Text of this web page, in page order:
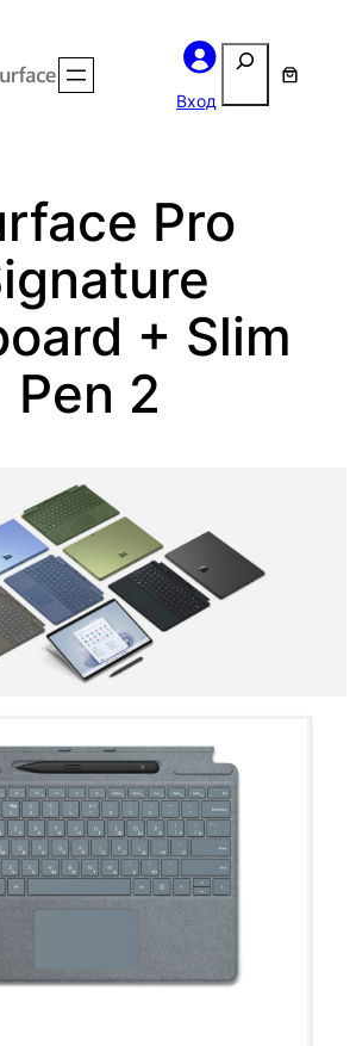
Вход
Поиск
Pro
+ Slim
Pen 2